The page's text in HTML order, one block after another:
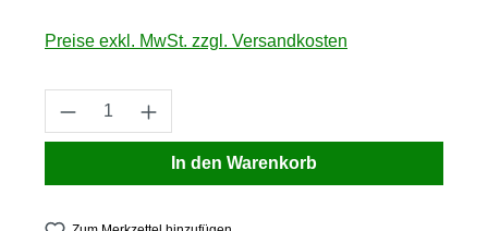
Preise exkl. MwSt. zzgl. Versandkosten
Produkt Anzahl: Gib den gewünschten
In den Warenkorb